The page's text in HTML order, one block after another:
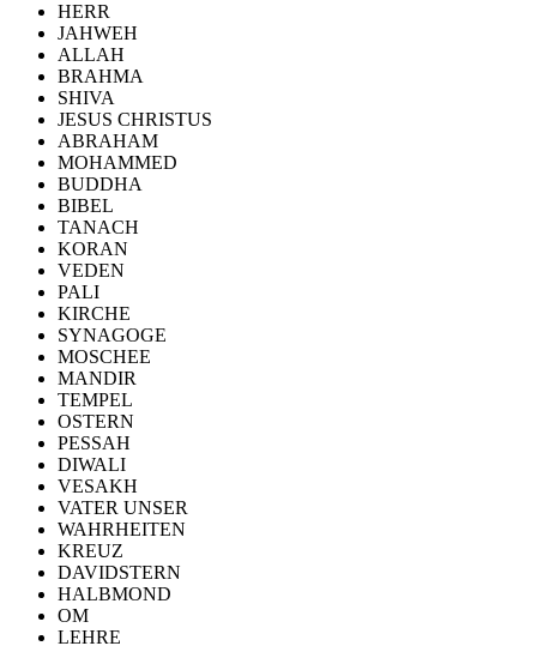
HERR
JAHWEH
ALLAH
BRAHMA
SHIVA
JESUS CHRISTUS
ABRAHAM
MOHAMMED
BUDDHA
BIBEL
TANACH
KORAN
VEDEN
PALI
KIRCHE
SYNAGOGE
MOSCHEE
MANDIR
TEMPEL
OSTERN
PESSAH
DIWALI
VESAKH
VATER UNSER
WAHRHEITEN
KREUZ
DAVIDSTERN
HALBMOND
OM
LEHRE